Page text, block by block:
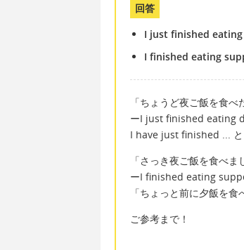
回答
I just finished
I finished eating
「ちょうど夜ご飯を食
ーI just finished eating
I have just finished ... と
「さっき夜ご飯を食べ
ーI finished eating
「ちょっと前に夕飯を食
ご参考まで！